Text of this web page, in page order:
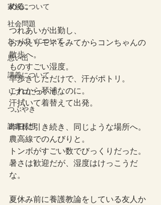
家族について
社会問題
おっぱいについて
思い出
講義について
リプロについて。
つぶやき
読書感想
める。
つれあいが出勤し、
おかえりモネをみてからコンちゃんの
散歩へ。
ものすごい湿度。
早歩きしただけで、汗がポトリ。
これから琴浦なのに。
汗拭いて着替えて出発。
昨日に引き続き、同じような場所へ。
農高線でのんびりと。
トンボがすごい数でびっくりだった。
暑さは歓迎だが、湿度はけっこうだ
な。
夏休み前に養護教論をしている友人か